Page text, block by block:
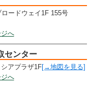
ードウェイ1F 155号
へ
センター
アプラザ1F[→地図を見る]
へ